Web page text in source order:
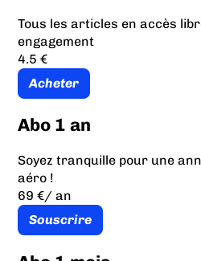
Tous les articles en accès
engagement
4.5 €
Acheter
Abo 1 an
Soyez tranquille pour une
aéro !
69 €/ an
Souscrire